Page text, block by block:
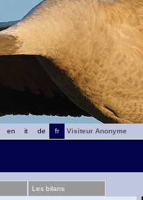
fr
de
it
en
Visiteur Anonyme
Les bilans